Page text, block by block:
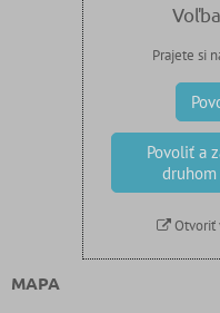
Prajete si
Povoliť a
druhom
Otvoriť
MAPA